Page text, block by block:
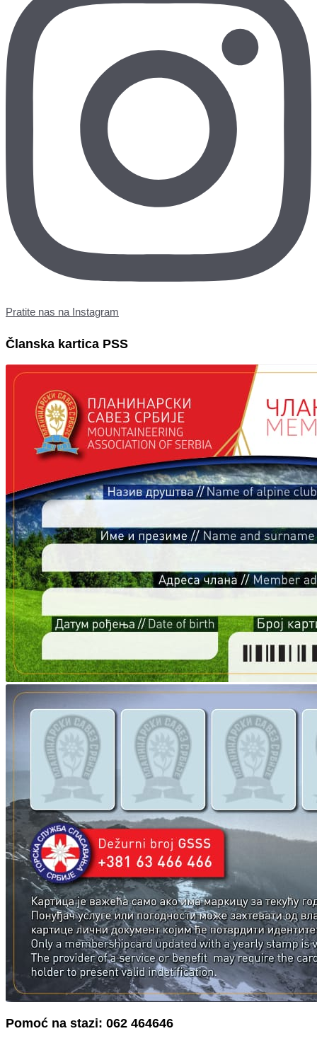
Pratite nas na Instagram
Članska kartica PSS
Pomoć na stazi: 062 464646